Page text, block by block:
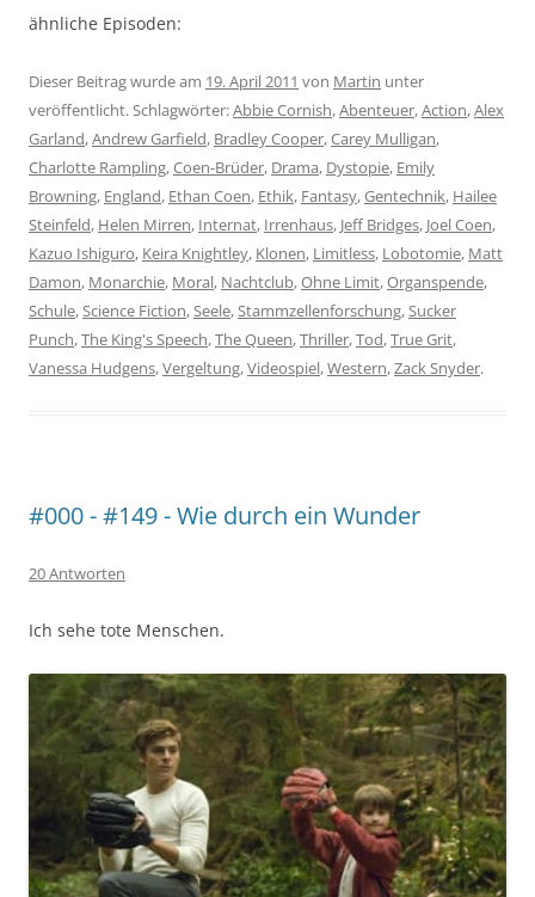
ähnliche Episoden:
Dieser Beitrag wurde am 19. April 2011 von Martin unter
veröffentlicht. Schlagwörter:Abbie Cornish,Abenteuer,Action,Alex
Garland,Andrew Garfield, Bradley Cooper,Carey Mulligan,
Charlotte Rampling,Coen-Brüder, Drama, Dystopie, Emily
Browning, England, Ethan Coen, Ethik, Fantasy,Gentechnik, Hailee
Steinfeld, Helen Mirren, Internat, Irrenhaus, Jeff Bridges, Joel Coen,
Kazuo Ishiguro, Keira Knightley, Klonen, Limitless, Lobotomie, Matt
Damon, Monarchie, Moral, Nachtclub,Ohne Limit,Organspende,
Schule,Science Fiction,Seele,Stammzellenforschung,Sucker
Punch,The King's Speech,The Queen,Thriller,Tod,True Grit,
Vanessa Hudgens,Vergeltung,Videospiel,Western,Zack Snyder.
#000 - #149 - Wie durch ein Wunder
20 Antworten
Ich sehe tote Menschen.